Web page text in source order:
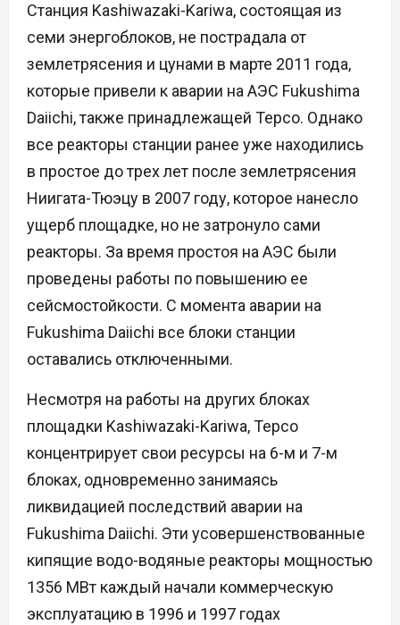
Станция Kashiwazaki-Kariwa, состоящая из
семи энергоблоков, не пострадала от
землетрясения и цунами в марте 2011 года,
которые привели к аварии на АЭС Fukushima
Daiichi, также принадлежащей Tepco. Однако
все реакторы станции ранее уже находились
в простое до трех лет после землетрясения
Ниигата-Тюэцу в 2007 году, которое нанесло
ущерб площадке, но не затронуло сами
реакторы. За время простоя на АЭС были
проведены работы по повышению ее
сейсмостойкости. С момента аварии на
Fukushima Daiichi все блоки станции
оставались отключенными.
Несмотря на работы на других блоках
площадки Kashiwazaki-Kariwa, Tepco
концентрирует свои ресурсы на 6-м и 7-м
блоках, одновременно занимаясь
ликвидацией последствий аварии на
Fukushima Daiichi. Эти усовершенствованные
кипящие водо-водяные реакторы мощностью
1356 МВт каждый начали коммерческую
эксплуатацию в 1996 и 1997 годах